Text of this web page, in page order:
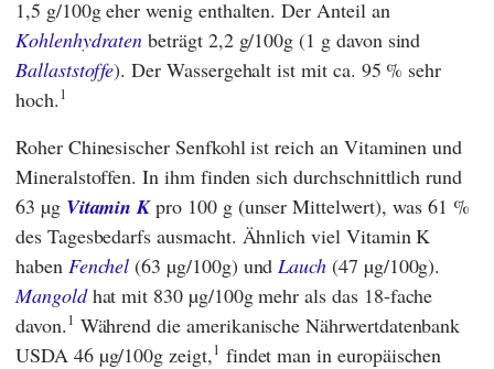
1,5 g/100g eher wenig enthalten. Der Anteil an
Kohlenhydraten beträgt 2,2 g/100g (1 g davon sind
Ballaststoffe). Der Wassergehalt ist mit ca. 95 % sehr
hoch.1
Roher Chinesischer Senfkohl ist reich an Vitaminen und
Mineralstoffen. In ihm finden sich durchschnittlich rund
63 µg Vitamin Kpro 100 g (unser Mittelwert), was 61 %
des Tagesbedarfs ausmacht. Ähnlich viel Vitamin K
haben Fenchel (63 µg/100g) und Lauch (47 µg/100g).
Mangoldhat mit 830 µg/100g mehr als das 18-fache
davon.1 Während die amerikanische Nährwertdatenbank
USDA 46 µg/100g zeigt,1 findet man in europäischen